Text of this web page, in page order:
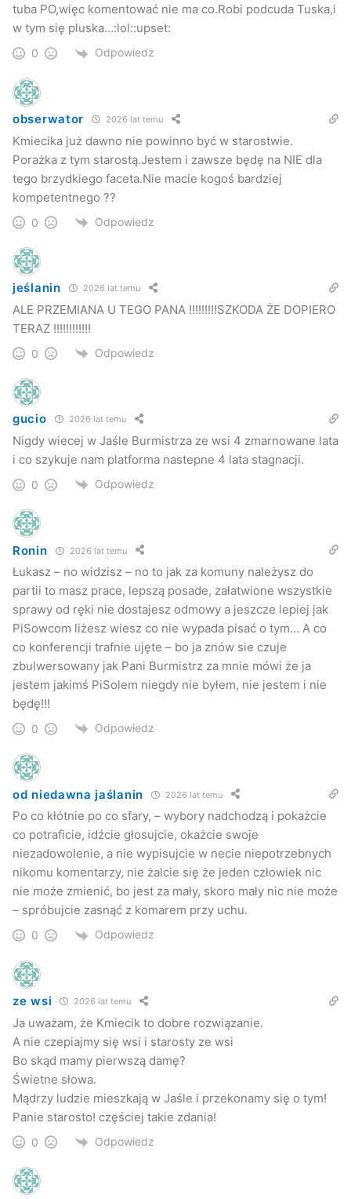
tuba PO,więc komentować nie ma co.Robi podcuda Tuska,i
w tym się pluska…:lol::upset:
0 Odpowiedz
obserwator 2026 lat temu
Kmiecika już dawno nie powinno być w starostwie.
Porażka z tym starostą.Jestem i zawsze będę na NIE dla
tego brzydkiego faceta.Nie macie kogoś bardziej
kompetentnego ??
0 Odpowiedz
jeślanin 2026 lat temu
ALE PRZEMIANA U TEGO PANA !!!!!!!!!SZKODA ŻE DOPIERO
TERAZ !!!!!!!!!!!!
0 Odpowiedz
gucio 2026 lat temu
Nigdy wiecej w Jaśle Burmistrza ze wsi 4 zmarnowane lata
i co szykuje nam platforma nastepne 4 lata stagnacji.
0 Odpowiedz
Ronin 2026 lat temu
Łukasz – no widzisz – no to jak za komuny należysz do
partii to masz prace, lepszą posade, załatwione wszystkie
sprawy od ręki nie dostajesz odmowy a jeszcze lepiej jak
PiSowcom liżesz wiesz co nie wypada pisać o tym… A co
co konferencji trafnie ujęte – bo ja znów sie czuje
zbulwersowany jak Pani Burmistrz za mnie mówi że ja
jestem jakimś PiSolem niegdy nie byłem, nie jestem i nie
będę!!!
0 Odpowiedz
od niedawna jaślanin 2026 lat temu
Po co kłótnie po co sfary, – wybory nadchodzą i pokażcie
co potraficie, idźcie głosujcie, okażcie swoje
niezadowolenie, a nie wypisujcie w necie niepotrzebnych
nikomu komentarzy, nie żalcie się że jeden człowiek nic
nie może zmienić, bo jest za mały, skoro mały nic nie może
– spróbujcie zasnąć z komarem przy uchu.
0 Odpowiedz
ze wsi 2026 lat temu
Ja uważam, że Kmiecik to dobre rozwiązanie.
A nie czepiajmy się wsi i starosty ze wsi
Bo skąd mamy pierwszą damę?
Świetne słowa.
Mądrzy ludzie mieszkają w Jaśle i przekonamy się o tym!
Panie starosto! częściej takie zdania!
0 Odpowiedz